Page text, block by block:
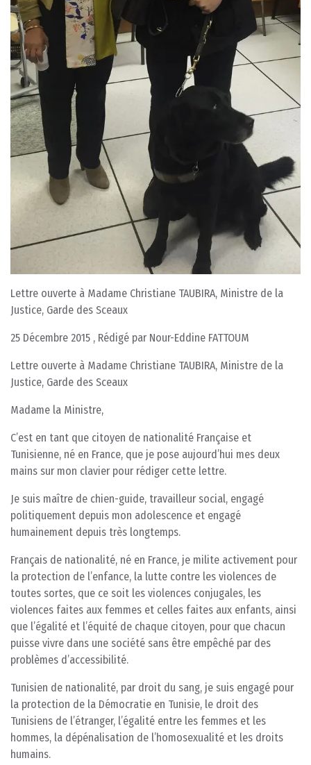
Lettre ouverte à Madame Christiane TAUBIRA, Ministre de la
Justice, Garde des Sceaux
25 Décembre 2015 , Rédigé par Nour-Eddine FATTOUM
Lettre ouverte à Madame Christiane TAUBIRA, Ministre de la
Justice, Garde des Sceaux
Madame la Ministre,
C’est en tant que citoyen de nationalité Française et
Tunisienne, né en France, que je pose aujourd’hui mes deux
mains sur mon clavier pour rédiger cette lettre.
Je suis maître de chien-guide, travailleur social, engagé
politiquement depuis mon adolescence et engagé
humainement depuis très longtemps.
Français de nationalité, né en France, je milite activement pour
la protection de l’enfance, la lutte contre les violences de
toutes sortes, que ce soit les violences conjugales, les
violences faites aux femmes et celles faites aux enfants, ainsi
que l’égalité et l’équité de chaque citoyen, pour que chacun
puisse vivre dans une société sans être empêché par des
problèmes d’accessibilité.
Tunisien de nationalité, par droit du sang, je suis engagé pour
la protection de la Démocratie en Tunisie, le droit des
Tunisiens de l’étranger, l’égalité entre les femmes et les
hommes, la dépénalisation de l’homosexualité et les droits
humains.